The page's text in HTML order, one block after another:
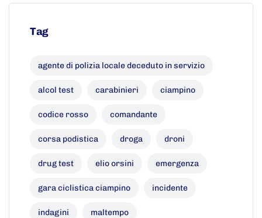
Tag
agente di polizia locale deceduto in servizio
alcol test carabinieri ciampino
codice rosso comandante
corsa podistica droga droni
drug test elio orsini emergenza
gara ciclistica ciampino incidente
indagini maltempo